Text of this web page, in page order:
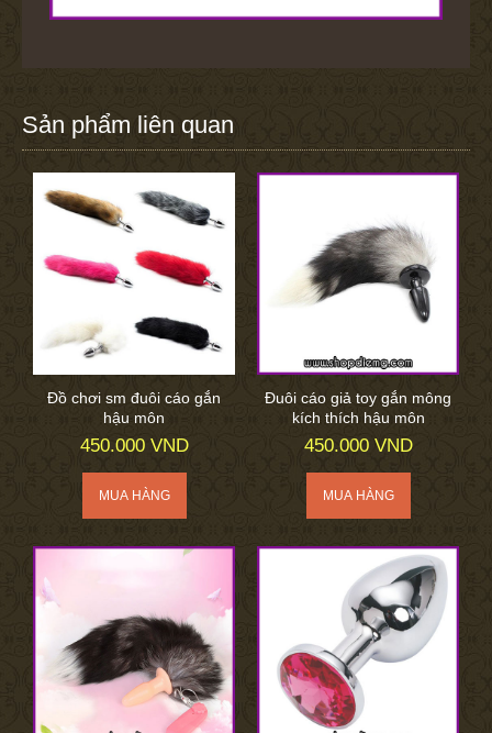
Sản phẩm liên quan
Đồ chơi sm đuôi cáo gắn
hậu môn
450.000 VND
Đuôi cáo giả toy gắn mông
kích thích hậu môn
450.000 VND